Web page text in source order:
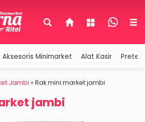
Aksesoris Minimarket Alat Kasir
Jambi » Rak mini market jambi
jambi